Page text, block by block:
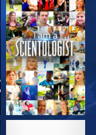
VEJA